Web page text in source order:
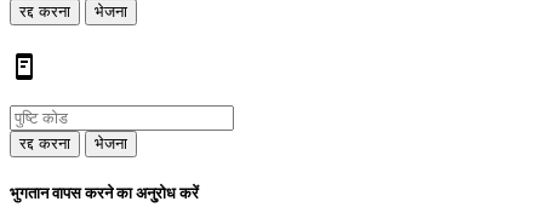
रद्द करना भेजना
रद्द करना भेजना
भुगतान वापस करने का अनु्रोध करें